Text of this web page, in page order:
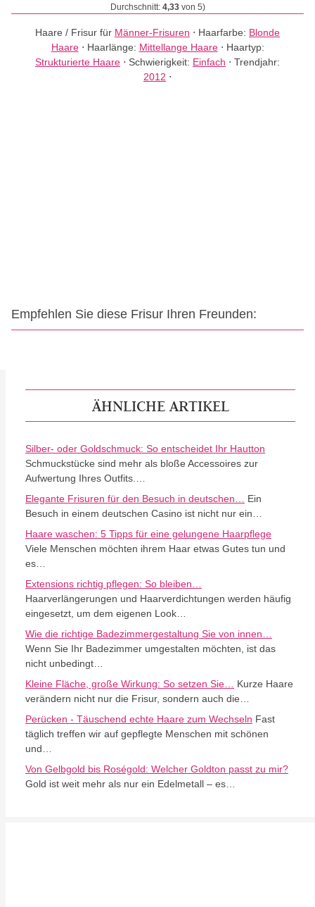
Durchschnitt: 4,33von 5)
Haare / Frisur für Männer-Frisuren ⋅ Haarfarbe: Blonde
Haare⋅ Haarlänge: Mittellange Haare⋅ Haartyp:
Strukturierte Haare ⋅ Schwierigkeit: Einfach ⋅ Trendjahr:
2012 ⋅
Empfehlen Sie diese Frisur Ihren Freunden:
ÄHNLICHE ARTIKEL
Silber- oder Goldschmuck: So entscheidet Ihr Hautton
Schmuckstücke sind mehr als bloße Accessoires zur
Aufwertung Ihres Outfits.…
Elegante Frisuren für den Besuch in deutschen…
Ein
Besuch in einem deutschen Casino ist nicht nur ein…
Haare waschen: 5 Tipps für eine gelungene Haarpflege
Viele Menschen möchten ihrem Haar etwas Gutes tun und
es…
Extensions richtig pflegen: So bleiben…
Haarverlängerungen und Haarverdichtungen werden häufig
eingesetzt, um dem eigenen Look…
Wie die richtige Badezimmergestaltung Sie von innen…
Wenn Sie Ihr Badezimmer umgestalten möchten, ist das
nicht unbedingt…
Kleine Fläche, große Wirkung: So setzen Sie…
Kurze Haare
verändern nicht nur die Frisur, sondern auch die…
Perücken - Täuschend echte Haare zum Wechseln Fast
täglich treffen wir auf gepflegte Menschen mit schönen
und…
Von Gelbgold bis Roségold: Welcher Goldton passt zu mir?
Gold ist weit mehr als nur ein Edelmetall – es…